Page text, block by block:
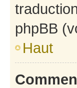
phpBB
Haut